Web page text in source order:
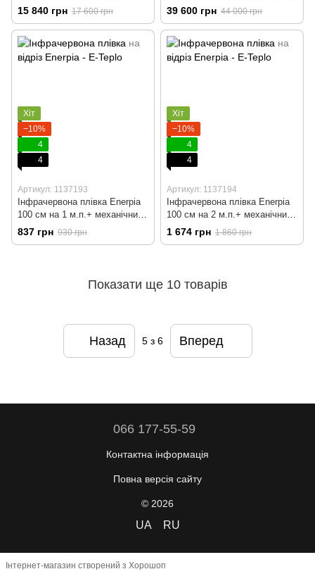
терморегулятор
15 840 грн 17 600 грн
терморегулятор
39 600 грн 44 000 грн
Хіт
−10%
4
4
Артикул: 1137193
Інфрачервона плівка Enerpia
100 cм на 1 м.п.+ механічний
терморегулятор
837 грн 930 грн
Хіт
−10%
4
4
Артикул: 1137194
Інфрачервона плівка Enerpia
100 cм на 2 м.п.+ механічний
терморегулятор
1 674 грн 1 860 грн
Показати ще 10 товарів
Назад 5з 6 Вперед
066 177-55-59
Контактна інформація
Повна версія сайту
© 2026
UA RU
Інтернет-магазин створений з Хорошоп